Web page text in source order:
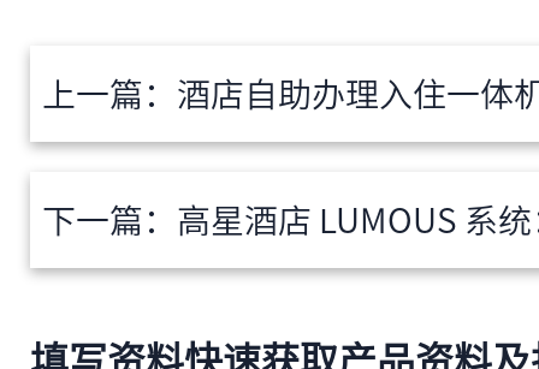
上一篇： 酒店自助办理入住一体机 PMS
下一篇： 高星酒店 LUMOUS 系统：定
填写资料快速获取产品资料